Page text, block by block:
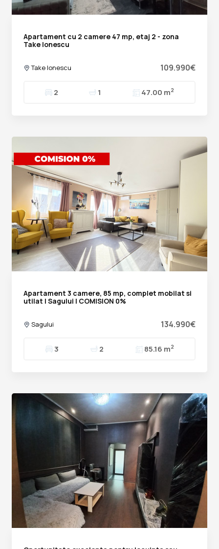
Apartament cu 2 camere 47 mp, etaj 2 - zona
Take Ionescu
Take Ionescu 109.990€
2 1 47.00 m2
Apartament 3 camere, 85 mp, complet mobilat si
utilat | Sagului | COMISION 0%
Sagului 134.990€
3 2 85.16 m2